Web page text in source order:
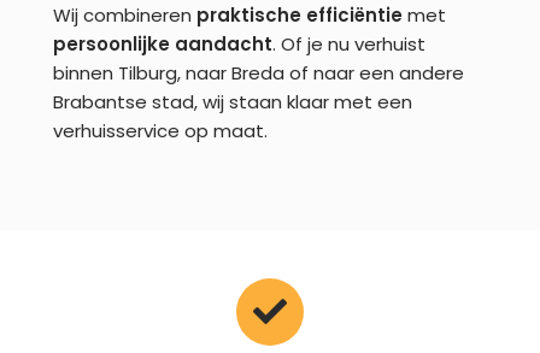
Wij combineren praktische efficiëntiemet
persoonlijke aandacht. Of je nu verhuist
binnen Tilburg, naar Breda of naar een andere
Brabantse stad, wij staan klaar met een
verhuisservice op maat.